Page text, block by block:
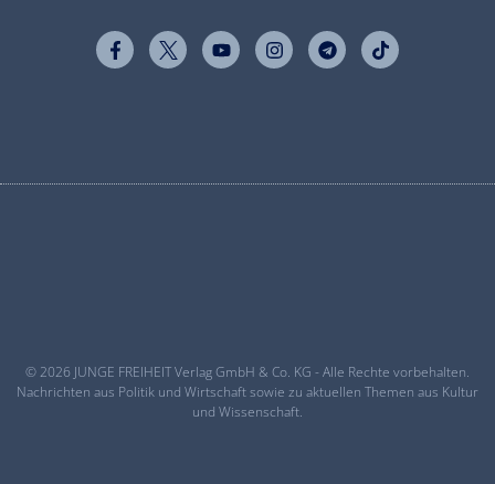
© 2026 JUNGE FREIHEIT Verlag GmbH & Co. KG - Alle Rechte vorbehalten.
Nachrichten aus Politik und Wirtschaft sowie zu aktuellen Themen aus Kultur
und Wissenschaft.